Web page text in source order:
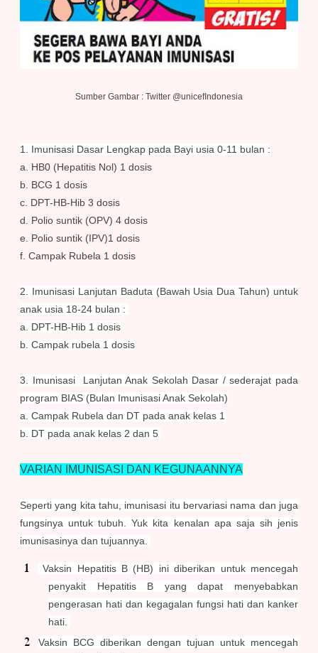
Sumber Gambar : Twitter @unicefIndonesia
1. Imunisasi Dasar Lengkap pada Bayi usia 0-11 bulan :
a. HB0 (Hepatitis Nol) 1 dosis
b. BCG 1 dosis
c. DPT-HB-Hib 3 dosis
d. Polio suntik (OPV) 4 dosis
e. Polio suntik (IPV)1 dosis
f. Campak Rubela 1 dosis
2. Imunisasi Lanjutan Baduta (Bawah Usia Dua Tahun) untuk
anak usia 18-24 bulan :
a. DPT-HB-Hib 1 dosis
b. Campak rubela 1 dosis
3. Imunisasi Lanjutan Anak Sekolah Dasar / sederajat pada
program BIAS (Bulan Imunisasi Anak Sekolah)
a. Campak Rubela dan DT pada anak kelas 1
b. DT pada anak kelas 2 dan 5
VARIAN IMUNISASI DAN KEGUNAANNYA
Seperti yang kita tahu, imunisasi itu bervariasi nama dan juga
fungsinya untuk tubuh. Yuk kita kenalan apa saja sih jenis
imunisasinya dan tujuannya.
Vaksin Hepatitis B (HB) ini diberikan untuk mencegah
penyakit Hepatitis B yang dapat menyebabkan
pengerasan hati dan kegagalan fungsi hati dan kanker
hati.
Vaksin BCG diberikan dengan tujuan untuk mencegah